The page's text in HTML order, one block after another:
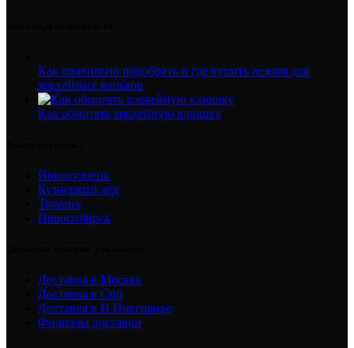
Как правильно подобрать и где купить лезвия для
хоккейных коньков
Как обмотать хоккейную клюшку
Новокузнецк
Кузнецкий лёд
Тюмень
Новосибирск
Доставка в Москве
Доставка в Спб
Доставка в Н.Новгороде
Филиалы доставки